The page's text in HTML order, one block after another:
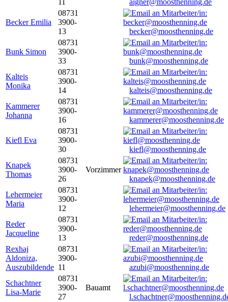
aigner@moosthenning.de
Becker Emilia
08731
3900-
13
becker@moosthenning.de
Bunk Simon
08731
3900-
33
bunk@moosthenning.de
Kalteis
Monika
08731
3900-
14
kalteis@moosthenning.de
Kammerer
Johanna
08731
3900-
16
kammerer@moosthenning.de
Kiefl Eva
08731
3900-
30
kiefl@moosthenning.de
Knapek
Thomas
08731
3900-
26
Vorzimmer
knapek@moosthenning.de
Lehermeier
Maria
08731
3900-
12
lehermeier@moosthenning.de
Reder
Jacqueline
08731
3900-
13
reder@moosthenning.de
Rexhaj
Aldoniza,
Auszubildende
08731
3900-
11
azubi@moosthenning.de
Schachtner
Lisa-Marie
08731
3900-
27
Bauamt